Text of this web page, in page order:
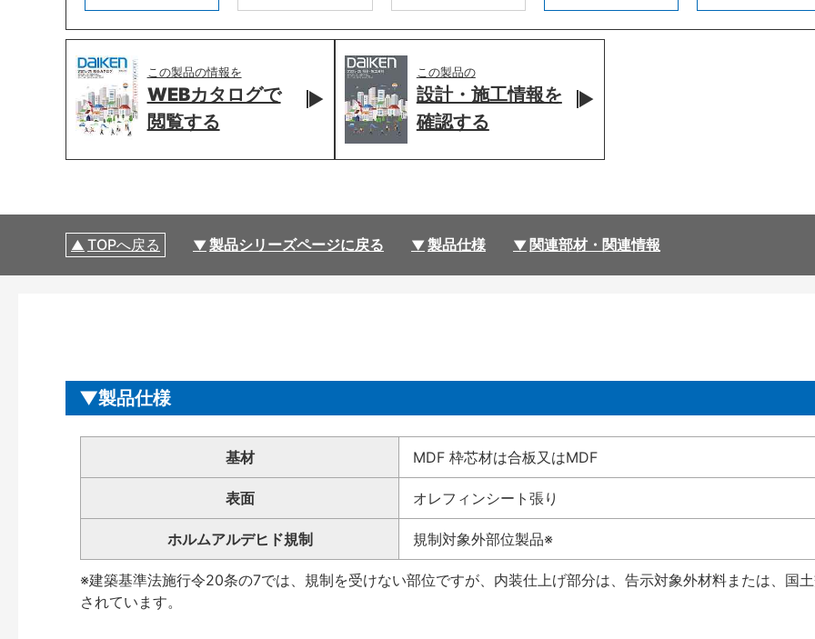
この製品の情報を
WEBカタログで
閲覧する
この製品の
設計・施工情報を
確認する
TOPへ戻る 製品シリーズページに戻る 製品仕様 関連部材・関連情報
製品仕様
基材 MDF 枠芯材は合板又はMDF
表面 オレフィンシート張り
ホルムアルデヒド規制 規制対象外部位製品※
※建築基準法施行令20条の7では、規制を受けない部位ですが、内装仕上げ部分は、告示対象外材料または
されています。